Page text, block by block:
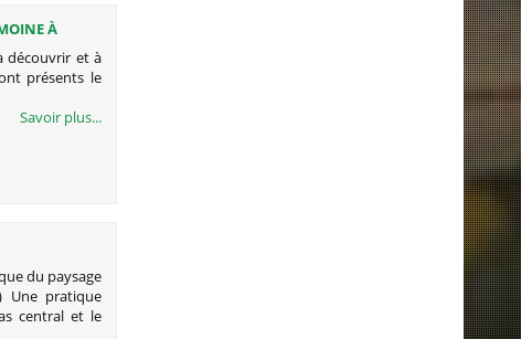
À
découvrir et à
présents le
Savoir plus...
AU
du paysage
Une pratique
central et le